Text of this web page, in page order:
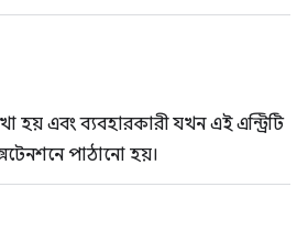
হয় এবং ব্যবহারকারী যখন এই এন্ট্রিটি
পাঠানো হয়।